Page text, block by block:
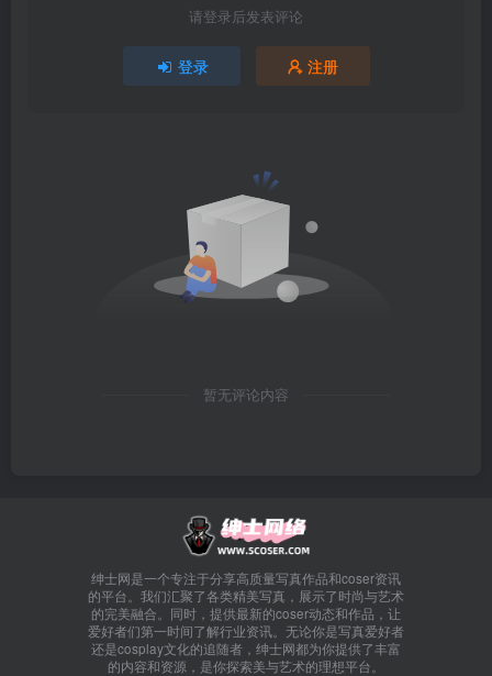
请登录后发表评论
登录 注册
暂无评论内容
绅士网是一个专注于分享高质量写真作品和coser资讯
的平台。我们汇聚了各类精美写真，展示了时尚与艺术
的完美融合。同时，提供最新的coser动态和作品，让
爱好者们第一时间了解行业资讯。无论你是写真爱好者
还是cosplay文化的追随者，绅士网都为你提供了丰富
的内容和资源，是你探索美与艺术的理想平台。